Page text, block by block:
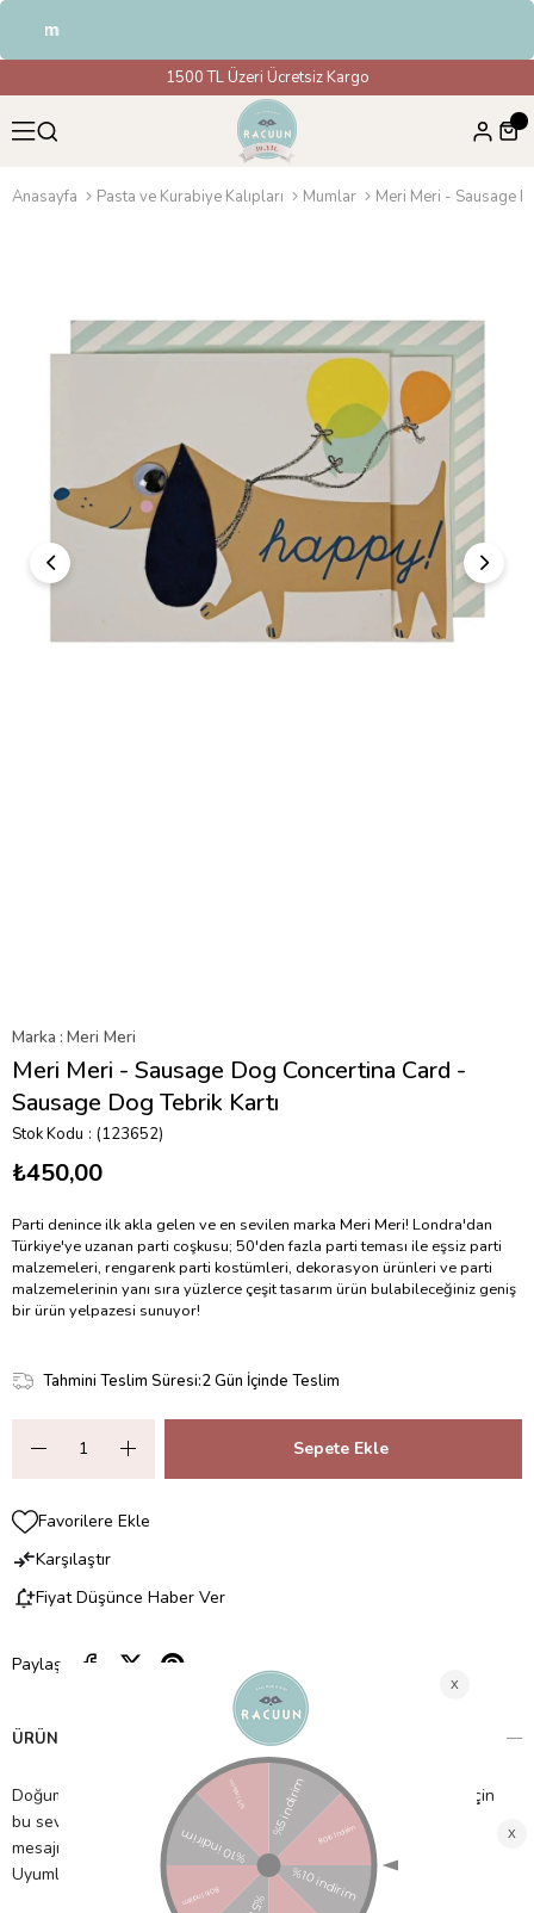
1500 TL Üzeri Ücretsiz Kargo
Anasayfa Pasta ve Kurabiye Kalıpları Mumlar
Marka : Meri Meri
Meri Meri - Sausage Dog Concertina Card -
Sausage Dog Tebrik Kartı
Stok Kodu (123652)
₺450,00
Parti denince ilk akla gelen ve en sevilen marka Meri Meri! Londra'dan
Türkiye'ye uzanan parti coşkusu; 50'den fazla parti teması ile eşsiz parti
malzemeleri, rengarenk parti kostümleri, dekorasyon ürünleri ve parti
malzemelerinin yanı sıra yüzlerce çeşit tasarım ürün bulabileceğiniz geniş
bir ürün yelpazesi sunuyor!
Tahmini Teslim Süresi:2 Gün İçinde Teslim
Favorilere Ekle
Karşılaştır
Fiyat Düşünce Haber Ver
Paylaş
ÜRÜN ÖZELLIKLERI
Doğum günü kahramanımızın yüzünde tebessüm oluşturmak için
bu sevimli sosis köpek kartımıza ne dersiniz? Doğum günü
mesajını ve balonlarını ortaya çıkartmak için kartı açmanız yeterli.
Uyumlu bir zarfla birlikte geliyor.